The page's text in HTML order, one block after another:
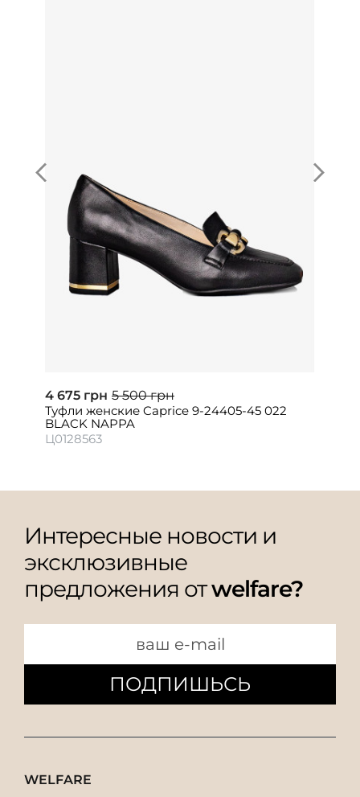
4 675 грн 5 500 грн
Туфли женские Caprice 9-24405-45 022
BLACK NAPPA
Ц0128563
Интересные новости и
эксклюзивные
предложения отwelfare?
ПОДПИШЬСЬ
WELFARE